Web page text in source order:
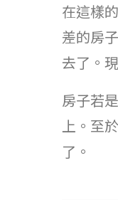
在這樣
差的房
去了。
房子若
上。至
了。